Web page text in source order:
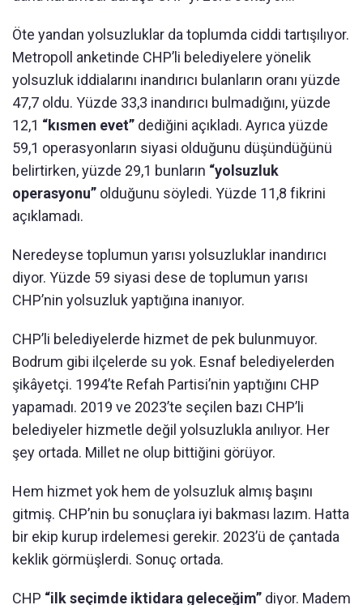
Öte yandan yolsuzluklar da toplumda ciddi tartışılıyor.
Metropoll anketinde CHP’li belediyelere yönelik
yolsuzluk iddialarını inandırıcı bulanların oranı yüzde
47,7 oldu. Yüzde 33,3 inandırıcı bulmadığını, yüzde
12,1 “kısmen evet” dediğini açıkladı. Ayrıca yüzde
59,1 operasyonların siyasi olduğunu düşündüğünü
belirtirken, yüzde 29,1 bunların “yolsuzluk
operasyonu” olduğunu söyledi. Yüzde 11,8 fikrini
açıklamadı.
Neredeyse toplumun yarısı yolsuzluklar inandırıcı
diyor. Yüzde 59 siyasi dese de toplumun yarısı
CHP’nin yolsuzluk yaptığına inanıyor.
CHP’li belediyelerde hizmet de pek bulunmuyor.
Bodrum gibi ilçelerde su yok. Esnaf belediyelerden
şikâyetçi. 1994’te Refah Partisi’nin yaptığını CHP
yapamadı. 2019 ve 2023’te seçilen bazı CHP’li
belediyeler hizmetle değil yolsuzlukla anılıyor. Her
şey ortada. Millet ne olup bittiğini görüyor.
Hem hizmet yok hem de yolsuzluk almış başını
gitmiş. CHP’nin bu sonuçlara iyi bakması lazım. Hatta
bir ekip kurup irdelemesi gerekir. 2023’ü de çantada
keklik görmüşlerdi. Sonuç ortada.
CHP “ilk seçimde iktidara geleceğim” diyor. Madem